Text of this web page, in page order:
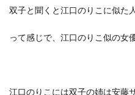
双子と聞くと江口のりこに似た
って感じで、江口のりこ似の女
江口のりこには双子の姉は安藤